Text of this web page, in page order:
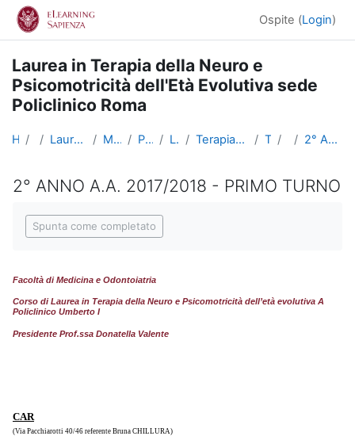
Vai al contenuto principale
Ospite (Login)
Laurea in Terapia della Neuro e
Psicomotricità dell'Età Evolutiva sede
Policlinico Roma
Home Corsi Lauree triennali, magistrali, a ciclo unico Medicina e Odontoiatria Professioni Sanitarie Lauree Triennali Terapia della Neuro e Psicomotricità dell'età evolutiva TNPEE Roma Tirocini2° ANNO A.A. 2017/2018 - PRIMO TURNO
2° ANNO A.A. 2017/2018 - PRIMO TURNO
Spunta come completato
Facoltà di Medicina e Odontoiatria
Corso di Laurea in Terapia della Neuro e Psicomotricità dell’età evolutiva A
Policlinico Umberto I
Presidente Prof.ssa Donatella Valente
CAR
(Via Pacchiarotti 40/46 referente Bruna CHILLURA)